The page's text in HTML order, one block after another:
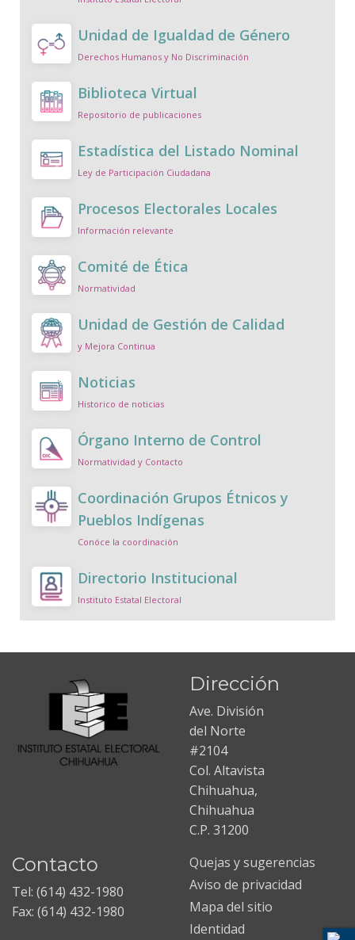
Unidad de Igualdad de Género
Derechos Humanos y No Discriminación
Biblioteca Virtual
Repositorio de publicaciones
Estadística del Listado Nominal
Ley de Participación Ciudadana
Procesos Electorales Locales
Información relevante
Comité de Ética
Normatividad
Unidad de Gestión de Calidad
y Mejora Continua
Noticias
Historico de noticias
Órgano Interno de Control
Normatividad y Contacto
Coordinación Grupos Étnicos y
Pueblos Indígenas
Conóce la coordinación
Directorio Institucional
Instituto Estatal Electoral
Dirección
Ave. División
del Norte
#2104
Col. Altavista
Chihuahua,
Chihuahua
C.P. 31200
Contacto
Tel: (614) 432-1980
Fax: (614) 432-1980
Quejas y sugerencias
Aviso de privacidad
Mapa del sitio
Identidad